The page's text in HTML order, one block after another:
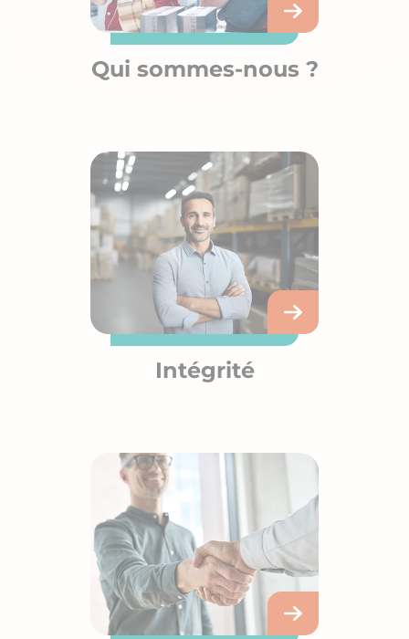
Qui sommes-nous ?
Intégrité